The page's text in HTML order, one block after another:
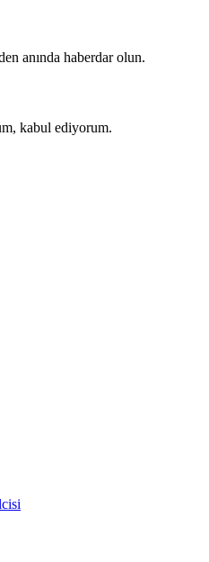
anında haberdar olun.
kabul ediyorum.